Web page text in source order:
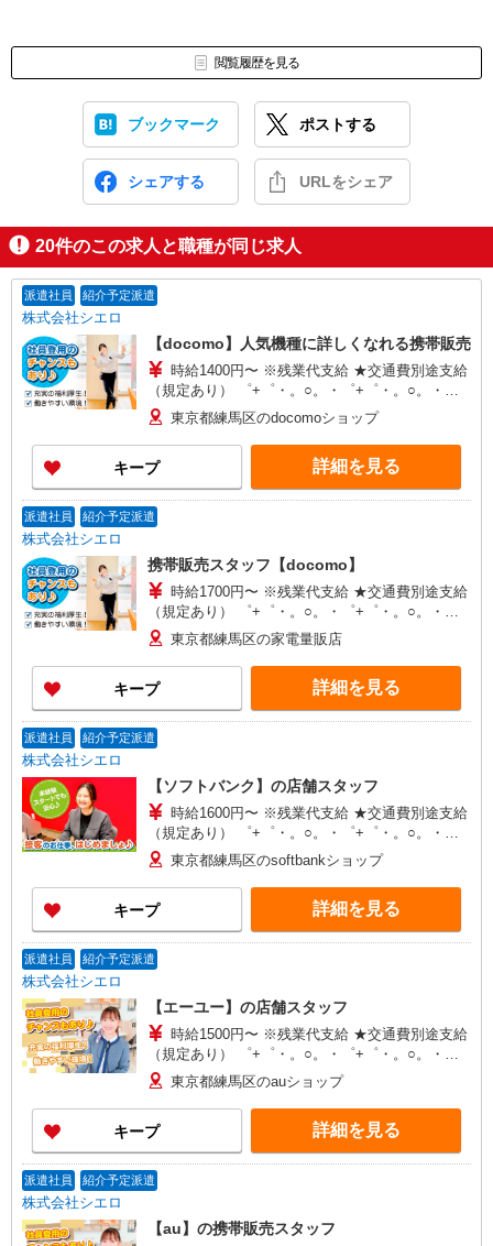
閲覧履歴を見る
ブックマーク ポストする
シェアする URLをシェア
20件のこの求人と職種が同じ求人
派遣社員 紹介予定派遣
株式会社シエロ
【docomo】人気機種に詳しくなれる携帯販売
時給1400円〜 ※残業代支給 ★交通費別途支給
（規定あり） ゜+゜・。○。・゜+゜・。○。・゜
+゜ 入社祝い金10万円支給(規定有) お友達を紹介
頂くと, インセンティブ支給(規定有) ★月2回払
い・週払い可能（規程有）★ ゜・。○。・゜
+゜・。○。・゜+゜
東京都練馬区のdocomoショップ
キープ 詳細を見る
派遣社員 紹介予定派遣
株式会社シエロ
携帯販売スタッフ【docomo】
時給1700円〜 ※残業代支給 ★交通費別途支給
（規定あり） ゜+゜・。○。・゜+゜・。○。・゜
+゜ 入社祝い金10万円支給(規定有) お友達を紹介
頂くと, インセンティブ支給(規定有) ★月2回払
い・週払い可能（規程有）★ ゜・。○。・゜
+゜・。○。・゜+゜
東京都練馬区の家電量販店
キープ 詳細を見る
派遣社員 紹介予定派遣
株式会社シエロ
【ソフトバンク】の店舗スタッフ
時給1600円〜 ※残業代支給 ★交通費別途支給
（規定あり） ゜+゜・。○。・゜+゜・。○。・゜
+゜ 入社祝い金10万円支給(規定有) お友達を紹介
頂くと, インセンティブ支給(規定有) ★月2回払
い・週払い可能（規程有）★ ゜・。○。・゜
+゜・。○。・゜+゜
東京都練馬区のsoftbankショップ
キープ 詳細を見る
派遣社員 紹介予定派遣
株式会社シエロ
【エーユー】の店舗スタッフ
時給1500円〜 ※残業代支給 ★交通費別途支給
（規定あり） ゜+゜・。○。・゜+゜・。○。・゜
+゜ 入社祝い金10万円支給(規定有) お友達を紹介
頂くと, インセンティブ支給(規定有) ★月2回払
い・週払い可能（規程有）★ ゜・。○。・゜
+゜・。○。・゜+゜
東京都練馬区のauショップ
キープ 詳細を見る
派遣社員 紹介予定派遣
株式会社シエロ
【au】の携帯販売スタッフ